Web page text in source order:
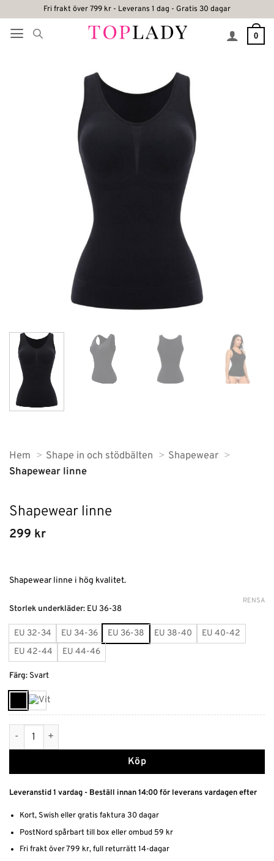
content
Fri frakt över 799 kr - Leverans 1 dag - Gratis 30 dagar
0
Hem Shape in och stödbälten
Shapewear
Shapewear linne
Shapewear linne
299 kr
Shapewear linne i hög kvalitet.
Storlek underkläder: EU 36-38
EU 32-34 EU 34-36 EU 36-38 EU 38-40
EU 40-42
EU 42-44
EU 44-46
Färg: Svart
RENSA
Shapewear linne mängd
Köp
Alternative:
Leveranstid 1 vardag - Beställ innan 14:00 för leverans vardagen efter
Kort, Swish eller gratis faktura 30 dagar
PostNord spårbart till box eller ombud 59 kr
Fri frakt över 799 kr, full returrätt 14-dagar